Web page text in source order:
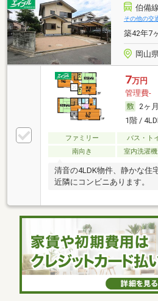
伯備
その他の交
築42年7
岡山
7万円
管理費-
2ヶ月
1階 /
ファミリー バス・ト
南向き
室内洗濯
清音の4LDK物件、静かな住
近隣にコンビニあります。